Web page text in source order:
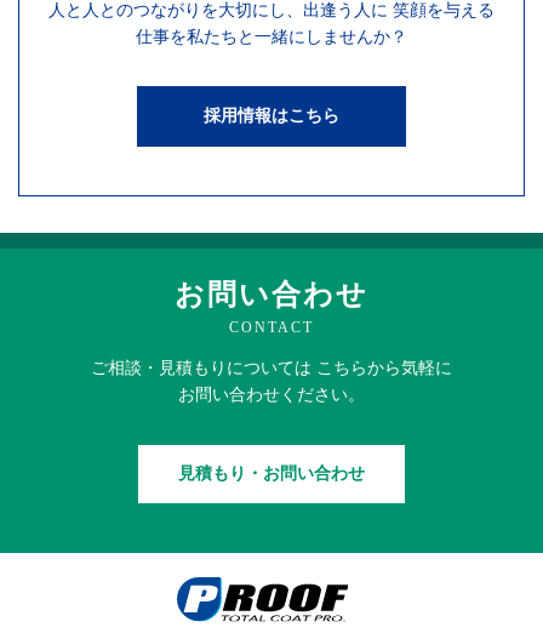
人と人とのつながりを大切にし、 出逢う人に 笑顔を与える
仕事を私たちと一緒にしませんか？
採用情報はこちら
お問い合わせ
CONTACT
ご相談・見積もりについては こちらから気軽に
お問い合わせください。
見積もり・お問い合わせ